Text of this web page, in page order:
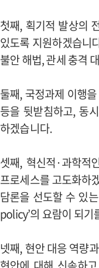
첫째, 획기적 발상의
있도록 지원하겠습니
불안 해법, 관세 충격
둘째, 국정과제 이행
등을 뒷받침하고, 동
하겠습니다.
셋째, 혁신적·과학적
프로세스를 고도화하
담론을 선도할 수 있
policy’의 요람이 되기
넷째, 현안 대응 역량